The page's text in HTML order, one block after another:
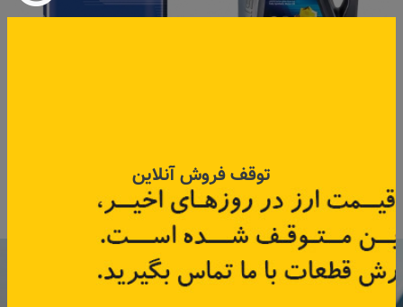
اطلاعات بیشتر اطلاعات بیشتر
با عضویت در خبرنامه رنویدک
توقف فروش آنلاین